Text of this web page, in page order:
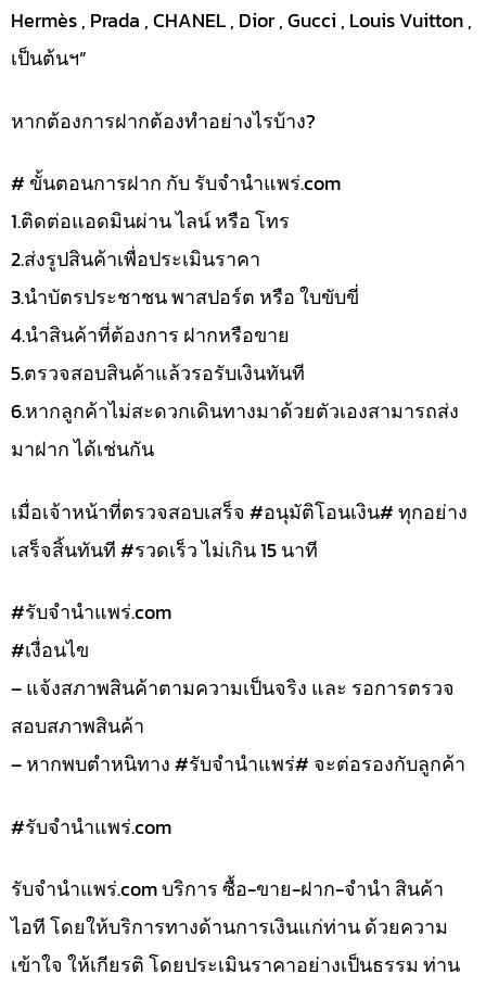
Hermès , Prada , CHANEL , Dior , Gucci , Louis Vuitton ,
เป็นต้นฯ”
หากต้องการฝากต้องทำอย่างไรบ้าง?
# ขั้นตอนการฝาก กับ รับจำนำแพร่.com
1.ติดต่อแอดมินผ่าน ไลน์ หรือ โทร
2.ส่งรูปสินค้าเพื่อประเมินราคา
3.นำบัตรประชาชน พาสปอร์ต หรือ ใบขับขี่
4.นำสินค้าที่ต้องการ ฝากหรือขาย
5.ตรวจสอบสินค้าแล้วรอรับเงินทันที
6.หากลูกค้าไม่สะดวกเดินทางมาด้วยตัวเองสามารถส่ง
มาฝาก ได้เช่นกัน
เมื่อเจ้าหน้าที่ตรวจสอบเสร็จ #อนุมัติโอนเงิน# ทุกอย่าง
เสร็จสิ้นทันที #รวดเร็ว ไม่เกิน 15 นาที
#รับจํานําแพร่.com
#เงื่อนไข
– แจ้งสภาพสินค้าตามความเป็นจริง และ รอการตรวจ
สอบสภาพสินค้า
– หากพบตำหนิทาง #รับจำนำแพร่# จะต่อรองกับลูกค้า
#รับจํานําแพร่.com
รับจํานําแพร่.com บริการ ซื้อ-ขาย-ฝาก-จำนำ สินค้า
ไอที โดยให้บริการทางด้านการเงินแก่ท่าน ด้วยความ
เข้าใจ ให้เกียรติ โดยประเมินราคาอย่างเป็นธรรม ท่าน